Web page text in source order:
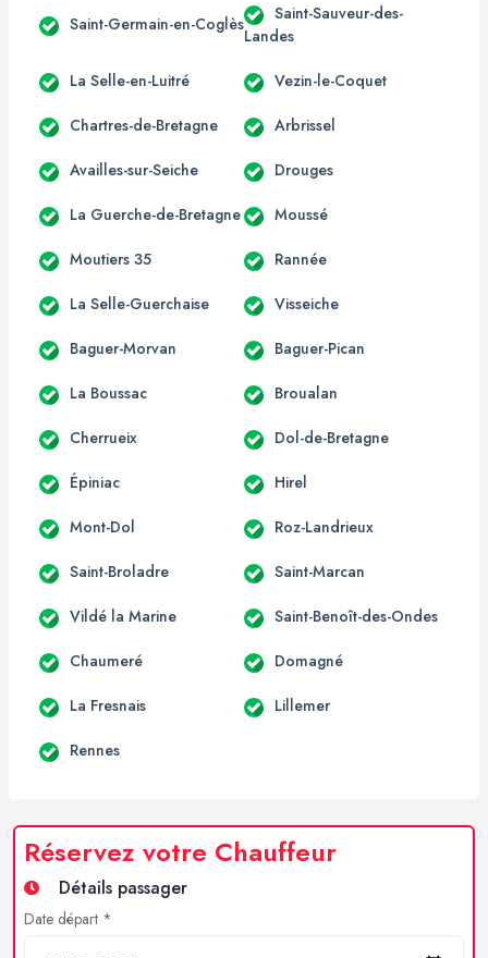
Saint-Germain-en-Coglès
Saint-Sauveur-des-
Landes
La Selle-en-Luitré Vezin-le-Coquet
Chartres-de-Bretagne Arbrissel
Availles-sur-Seiche Drouges
La Guerche-de-Bretagne Moussé
Moutiers 35 Rannée
La Selle-Guerchaise Visseiche
Baguer-Morvan Baguer-Pican
La Boussac Broualan
Cherrueix Dol-de-Bretagne
Épiniac Hirel
Mont-Dol Roz-Landrieux
Saint-Broladre Saint-Marcan
Vildé la Marine Saint-Benoît-des-Ondes
Chaumeré Domagné
La Fresnais Lillemer
Rennes
Réservez votre Chauffeur
Détails passager
Date départ *